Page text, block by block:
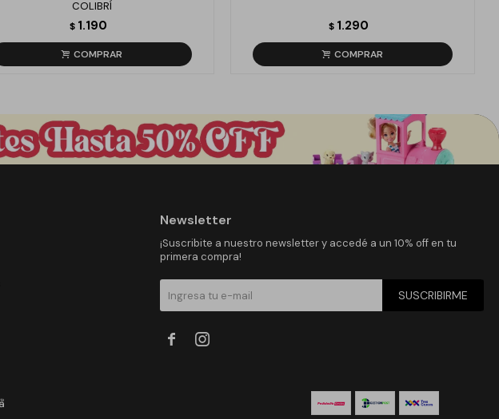
COLIBRÍ
$ 1.190 $ 1.290
Newsletter
¡Suscribite a nuestro newsletter y accedé a un 10% off en tu
primera compra!
SUSCRIBIRME
 